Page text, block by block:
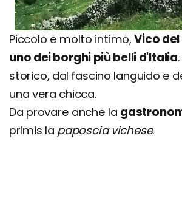
Piccolo e molto intimo,Vico
uno dei borghi più belli d'Italia
storico, dal fascino languido e
una vera chicca.
Da provare anche la
primis la paposcia vichese.